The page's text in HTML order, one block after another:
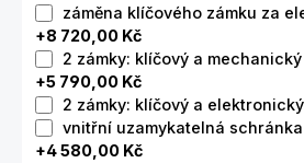
záměna klíčového zámku za
+8 720,00 Kč
2 zámky: klíčový a
+5 790,00 Kč
2 zámky: klíčový a elektronický
vnitřní uzamykatelná schránka
+4 580,00 Kč